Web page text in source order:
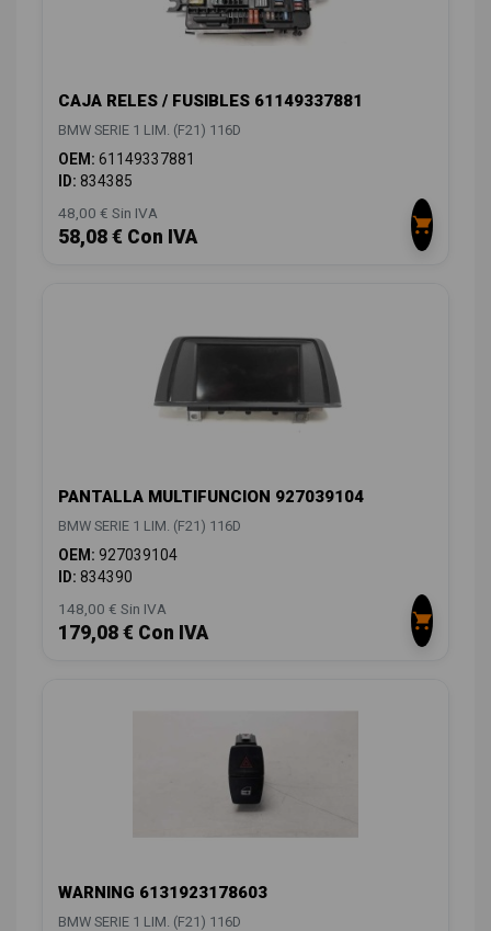
CAJA RELES / FUSIBLES 61149337881
BMW SERIE 1 LIM. (F21) 116D
OEM: 61149337881
ID: 834385
48,00 € Sin IVA
58,08 € Con IVA
PANTALLA MULTIFUNCION 927039104
BMW SERIE 1 LIM. (F21) 116D
OEM: 927039104
ID: 834390
148,00 € Sin IVA
179,08 € Con IVA
WARNING 6131923178603
BMW SERIE 1 LIM. (F21) 116D